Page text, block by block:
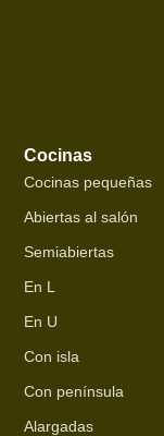
Cocinas
Cocinas pequeñas
Abiertas al salón
Semiabiertas
En L
En U
Con isla
Con península
Alargadas